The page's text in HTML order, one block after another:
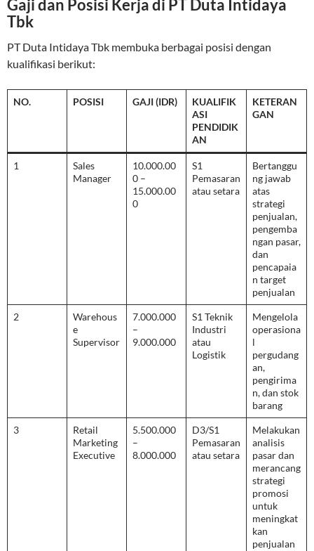
Gaji dan Posisi Kerja di PT Duta Intidaya
Tbk
PT Duta Intidaya Tbk membuka berbagai posisi dengan
kualifikasi berikut:
NO. POSISI GAJI (IDR)
KUALIFIK
ASI
PENDIDIK
AN
KETERAN
GAN
1
Sales
Manager
10.000.00
0 –
15.000.00
0
S1
Pemasaran
atau setara
Bertanggu
ng jawab
atas
strategi
penjualan,
pengemba
ngan pasar,
dan
pencapaia
n target
penjualan
2
Warehous
e
Supervisor
7.000.000
–
9.000.000
S1 Teknik
Industri
atau
Logistik
Mengelola
operasiona
l
pergudang
an,
pengirima
n, dan stok
barang
3
Retail
Marketing
Executive
5.500.000
–
8.000.000
D3/S1
Pemasaran
atau setara
Melakukan
analisis
pasar dan
merancang
strategi
promosi
untuk
meningkat
kan
penjualan